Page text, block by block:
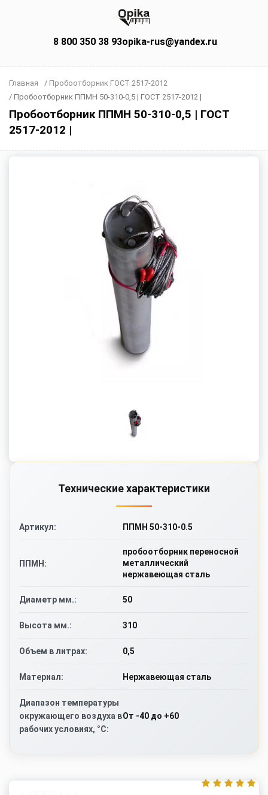
8 800 350 38 93opika-rus@yandex.ru
Главная / Пробоотборник ГОСТ 2517-2012
/ Пробоотборник ППМН 50-310-0,5 | ГОСТ 2517-2012 |
Пробоотборник ППМН 50-310-0,5 | ГОСТ
2517-2012 |
Технические характеристики
Артикул: ППМН 50-310-0.5
ППМН:
пробоотборник переносной
металлический
нержавеющая сталь
Диаметр мм.: 50
Высота мм.: 310
Объем в литрах: 0,5
Материал: Нержавеющая сталь
Диапазон температуры
окружающего воздуха в
рабочих условиях, °C:
От -40 до +60